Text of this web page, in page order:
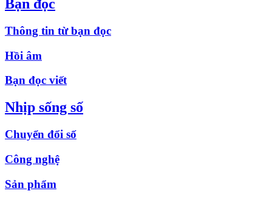
Bạn đọc
Thông tin từ bạn đọc
Hồi âm
Bạn đọc viết
Nhịp sống số
Chuyển đổi số
Công nghệ
Sản phẩm